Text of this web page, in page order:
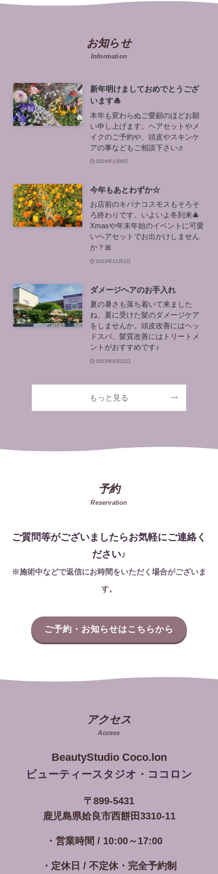
お知らせ
Information
新年明けましておめでとうござ
います🎍
本年も変わらぬご愛顧のほどお願
い申し上げます。ヘアセットやメ
イクのご予約や、頭皮やスキンケ
アの事などもご相談下さい♬
2024年1月6日
今年もあとわずか☆
お店前のキバナコスモスもそろそ
ろ終わりです。いよいよ冬到来🎄
Xmasや年末年始のイベントに可愛
いヘアセットでお出かけしません
か？🎀
2023年12月2日
ダメージヘアのお手入れ
夏の暑さも落ち着いて来ました
ね。夏に受けた髪のダメージケア
をしませんか。頭皮改善にはヘッ
ドスパ、髪質改善にはトリートメ
ントがおすすめです♪
2023年9月22日
もっと見る
予約
Reservation
ご質問等がございましたらお気軽にご連絡く
ださい♪
※施術中などで返信にお時間をいただく場合がございま
す。
ご予約・お知らせはこちらから
アクセス
Access
BeautyStudio Coco.lon
ビューティースタジオ・ココロン
〒899-5431
鹿児島県姶良市西餅田3310-11
・営業時間 / 10:00～17:00
・定休日 / 不定休・完全予約制